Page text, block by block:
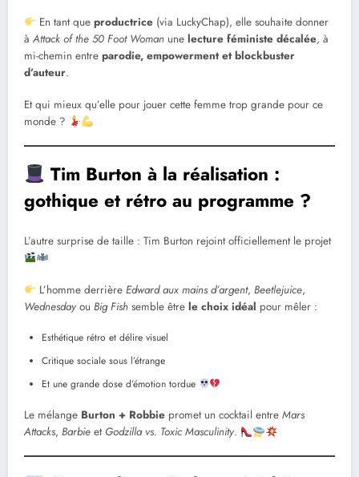
En tant queproductrice (via LuckyChap), elle souhaite donner
à Attack of the 50 Foot Woman une lecture féministe décalée, à
mi-chemin entre parodie, empowerment et blockbuster
d’auteur.
Et qui mieux qu’elle pour jouer cette femme trop grande pour ce
monde ?
Tim Burton à la réalisation :
gothique et rétro au programme ?
L’autre surprise de taille : Tim Burton rejoint officiellement le projet
L’homme derrièreEdward aux mains d’argent,Beetlejuice,
Wednesday ou Big Fish semble être le choix idéal pour mêler :
Esthétique rétro et délire visuel
Critique sociale sous l’étrange
Et une grande dose d’émotion tordue
Le mélange Burton + Robbie promet un cocktail entre Mars
Attacks, Barbie et Godzilla vs. Toxic Masculinity.